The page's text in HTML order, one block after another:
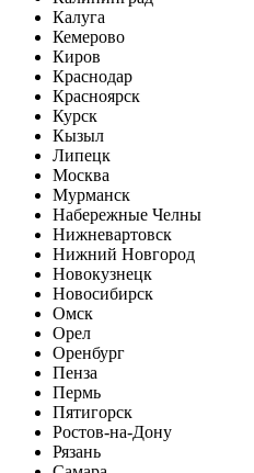
Калуга
Кемерово
Киров
Краснодар
Красноярск
Курск
Кызыл
Липецк
Москва
Мурманск
Набережные Челны
Нижневартовск
Нижний Новгород
Новокузнецк
Новосибирск
Омск
Орел
Оренбург
Пенза
Пермь
Пятигорск
Ростов-на-Дону
Рязань